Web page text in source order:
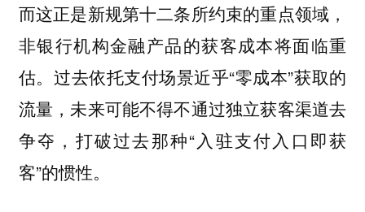
而这正是新规第十二条所约束的重点领域，
非银行机构金融产品的获客成本将面临重
估。过去依托支付场景近乎“零成本”获取的
流量，未来可能不得不通过独立获客渠道去
争夺，打破过去那种“入驻支付入口即获
客”的惯性。